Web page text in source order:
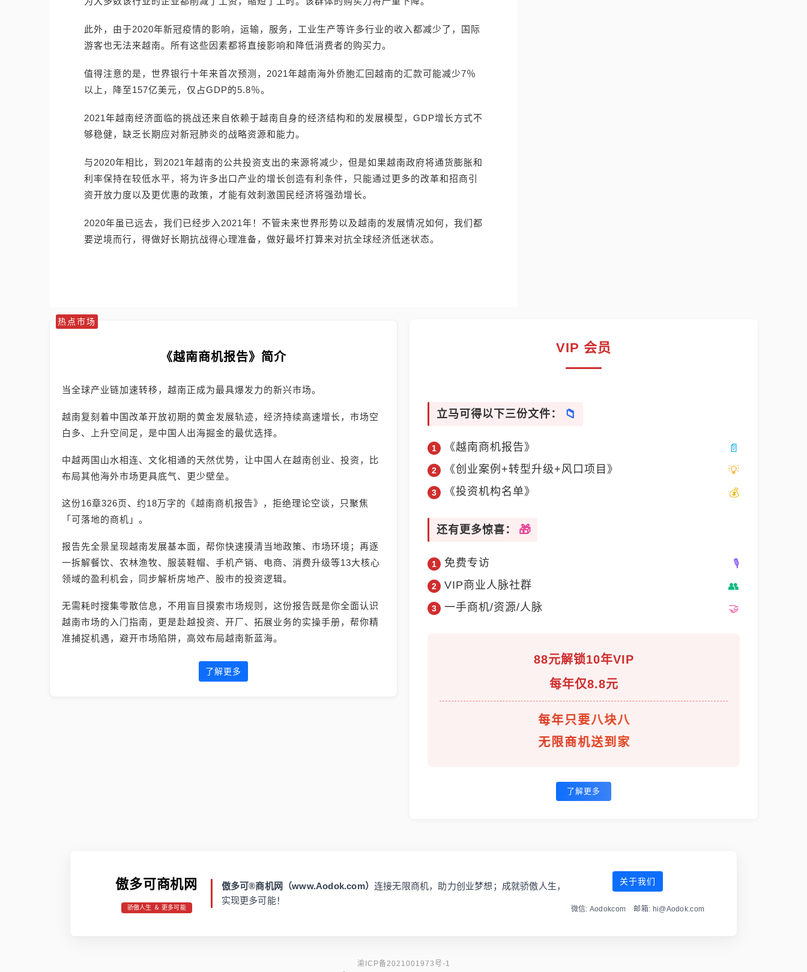
此外，由于2020年新冠疫情的影响，运输，服务，工业生产等许多行业的收入都减少了，国际
游客也无法来越南。所有这些因素都将直接影响和降低消费者的购买力。
值得注意的是，世界银行十年来首次预测，2021年越南海外侨胞汇回越南的汇款可能减少7％
以上，降至157亿美元，仅占GDP的5.8％。
2021年越南经济面临的挑战还来自依赖于越南自身的经济结构和的发展模型，GDP增长方式不
够稳健，缺乏长期应对新冠肺炎的战略资源和能力。
与2020年相比，到2021年越南的公共投资支出的来源将减少，但是如果越南政府将通货膨胀和
利率保持在较低水平，将为许多出口产业的增长创造有利条件，只能通过更多的改革和招商引
资开放力度以及更优惠的政策，才能有效刺激国民经济将强劲增长。
2020年虽已远去，我们已经步入2021年！不管未来世界形势以及越南的发展情况如何，我们都
要逆境而行，得做好长期抗战得心理准备，做好最坏打算来对抗全球经济低迷状态。
热点市场
《越南商机报告》简介
当全球产业链加速转移，越南正成为最具爆发力的新兴市场。
越南复刻着中国改革开放初期的黄金发展轨迹，经济持续高速增长，市场空
白多、上升空间足，是中国人出海掘金的最优选择。
中越两国山水相连、文化相通的天然优势，让中国人在越南创业、投资，比
布局其他海外市场更具底气、更少壁垒。
这份16章326页、约18万字的《越南商机报告》，拒绝理论空谈，只聚焦
「可落地的商机」。
报告先全景呈现越南发展基本面，帮你快速摸清当地政策、市场环境；再逐
一拆解餐饮、农林渔牧、服装鞋帽、手机产销、电商、消费升级等13大核心
领域的盈利机会，同步解析房地产、股市的投资逻辑。
无需耗时搜集零散信息，不用盲目摸索市场规则，这份报告既是你全面认识
越南市场的入门指南，更是赴越投资、开厂、拓展业务的实操手册，帮你精
准捕捉机遇，避开市场陷阱，高效布局越南新蓝海。
了解更多
VIP 会员
立马可得以下三份文件：
《越南商机报告》
《创业案例+转型升级+风口项目》
《投资机构名单》
还有更多惊喜：
免费专访
VIP商业人脉社群
一手商机/资源/人脉
88元解锁10年VIP
每年仅8.8元
每年只要八块八
无限商机送到家
了解更多
傲多可商机网
骄傲人生 ＆ 更多可能
傲多可®商机网（www.Aodok.com）连接无限商机，助力创业梦想；成就骄傲人生，
实现更多可能！
关于我们
微信: Aodokcom 邮箱: hi@Aodok.com
渝ICP备2021001973号-1